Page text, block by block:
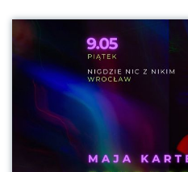
Kliknij, aby powiększyć